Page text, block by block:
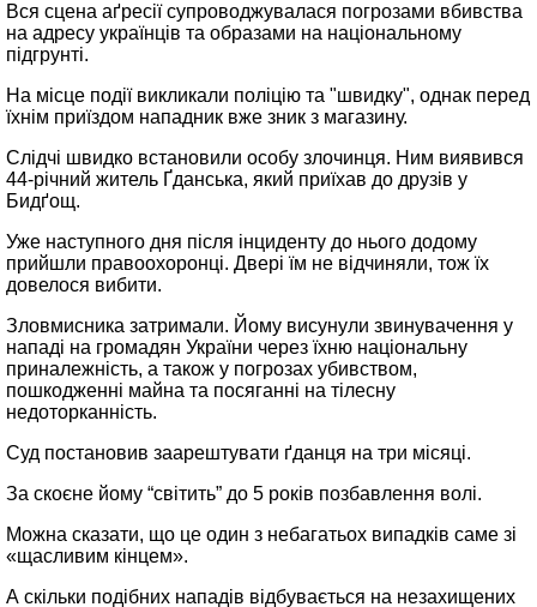
Вся сцена аґресії супроводжувалася погрозами вбивства
на адресу українців та образами на національному
підгрунті.
На місце події викликали поліцію та "швидку", однак перед
їхнім приїздом нападник вже зник з магазину.
Слідчі швидко встановили особу злочинця. Ним виявився
44-річний житель Ґданська, який приїхав до друзів у
Бидґощ.
Уже наступного дня після інциденту до нього додому
прийшли правоохоронці. Двері їм не відчиняли, тож їх
довелося вибити.
Зловмисника затримали. Йому висунули звинувачення у
нападі на громадян України через їхню національну
приналежність, а також у погрозах убивством,
пошкодженні майна та посяганні на тілесну
недоторканність.
Суд постановив заарештувати ґданця на три місяці.
За скоєне йому “світить” до 5 років позбавлення волі.
Можна сказати, що це один з небагатьох випадків саме зі
«щасливим кінцем».
А скільки подібних нападів відбувається на незахищених